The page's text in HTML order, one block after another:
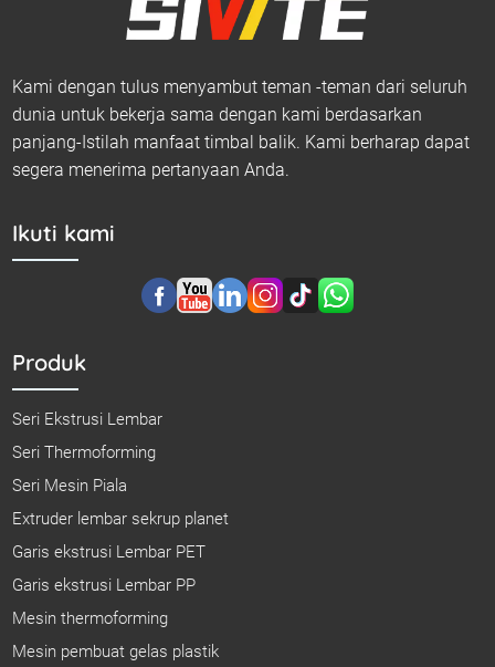
Kami dengan tulus menyambut teman -teman dari seluruh
dunia untuk bekerja sama dengan kami berdasarkan
panjang-Istilah manfaat timbal balik. Kami berharap dapat
segera menerima pertanyaan Anda.
Ikuti kami
Produk
Seri Ekstrusi Lembar
Seri Thermoforming
Seri Mesin Piala
Extruder lembar sekrup planet
Garis ekstrusi Lembar PET
Garis ekstrusi Lembar PP
Mesin thermoforming
Mesin pembuat gelas plastik